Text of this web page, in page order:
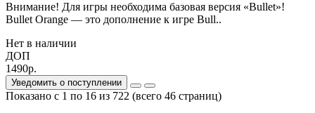
Внимание! Для игры необходима базовая версия «Bullet»!
Bullet Orange — это дополнение к игре Bull..
Нет в наличии
ДОП
1490р.
Уведомить о поступлении
Показано с 1 по 16 из 722 (всего 46 страниц)